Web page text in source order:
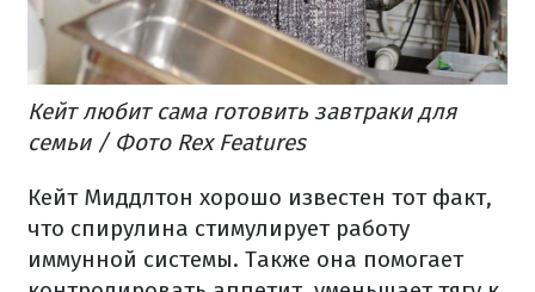
Кейт любит сама готовить завтраки для
семьи / Фото Rex Features
Кейт Миддлтон хорошо известен тот факт,
что спирулина стимулирует работу
иммунной системы. Также она помогает